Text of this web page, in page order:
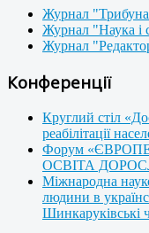
Журнал
Журнал "Наука і
Журнал
Конференції
Круглий стіл
реабілітації
Форум
ОСВІТА
Міжнародна
людини в
Шинкаруківські